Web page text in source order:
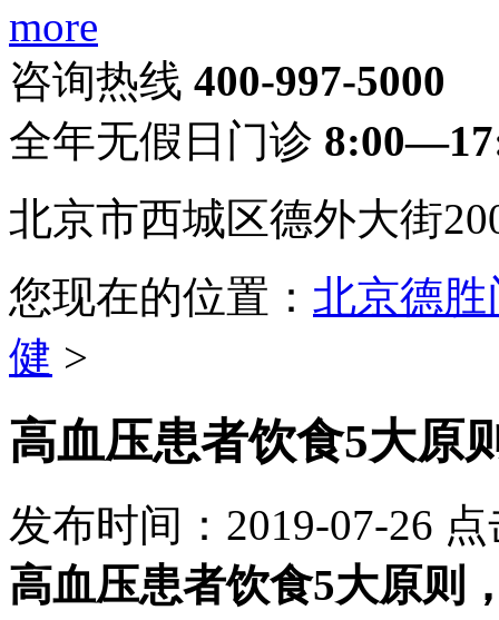
more
咨询热线 400-997-5000
全年无假日门诊
北京市西城区德外大街
您现在的位置： 北京德
健 >
高血压患者饮食5大原
发布时间：2019-07-26
高血压患者饮食5大原则